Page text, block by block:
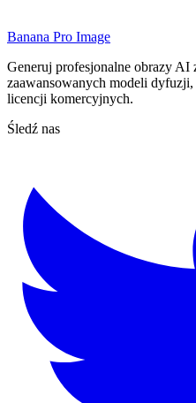
Banana Pro Image
Generuj profesjonalne obrazy AI
zaawansowanych modeli
licencji komercyjnych.
Śledź nas